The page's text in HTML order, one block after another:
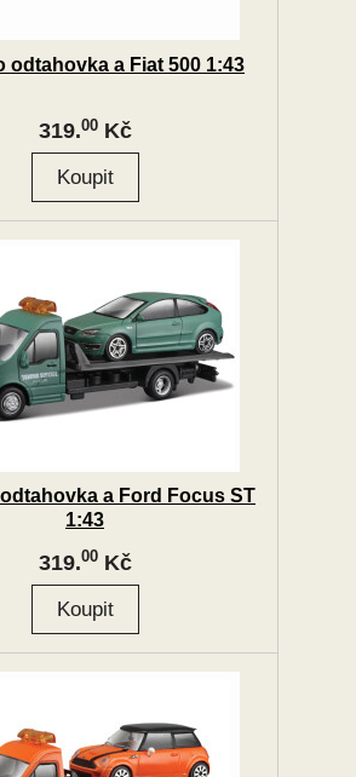
odtahovka a Fiat 500 1:43
319.00Kč
a Ford Focus ST
1:43
319.00Kč